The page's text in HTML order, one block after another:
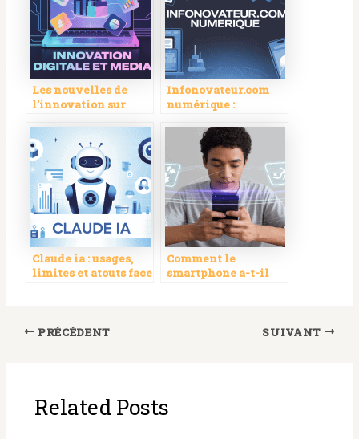
Les nouvelles de
l’innovation sur
panorama et enjeux
clés
Infonovateur.com
numérique :
les opportunités du
digital aujourd’hui
Claude ia : usages,
limites et atouts face
Comment le
smartphone a-t-il
mobilité, diversité
PRÉCÉDENT SUIVANT
Related Posts